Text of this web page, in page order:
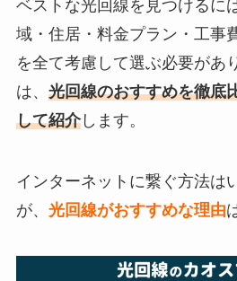
ベストな光回線を見つけるに
域・住居・料金プラン・工事
を全て考慮して選ぶ必要があ
は、 光回線のおすすめを徹底
して紹介します。
インターネットに繋ぐ方法は
が、 光回線がおすすめな理由